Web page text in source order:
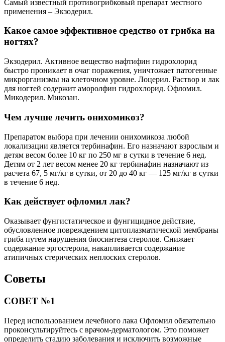
Самый известный противогрибковый препарат местного
применения – Экзодерил.
Какое самое эффективное средство от грибка на
ногтях?
Экзодерил. Активное вещество нафтифин гидрохлорид
быстро проникает в очаг поражения, уничтожает патогенные
микрорганизмы на клеточном уровне. Лоцерил. Раствор и лак
для ногтей содержит аморолфин гидрохлорид. Офломил.
Микодерил. Микозан.
Чем лучше лечить онихомикоз?
Препаратом выбора при лечении онихомикоза любой
локализации является тербинафин. Его назначают взрослым и
детям весом более 10 кг по 250 мг в сутки в течение 6 нед.
Детям от 2 лет весом менее 20 кг тербинафин назначают из
расчета 67, 5 мг/кг в сутки, от 20 до 40 кг — 125 мг/кг в сутки
в течение 6 нед.
Как действует офломил лак?
Оказывает фунгистатическое и фунгицидное действие,
обусловленное повреждением цитоплазматической мембраны
гриба путем нарушения биосинтеза стеролов. Снижает
содержание эргостерола, накапливается содержание
атипичных стерических неплоских стеролов.
Советы
СОВЕТ №1
Перед использованием лечебного лака Офломил обязательно
проконсультируйтесь с врачом-дерматологом. Это поможет
определить стадию заболевания и исключить возможные